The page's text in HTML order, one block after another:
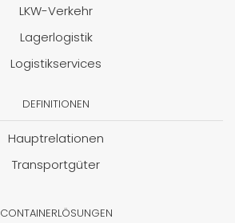
LKW-Verkehr
Lagerlogistik
Logistikservices
DEFINITIONEN
Hauptrelationen
Transportgüter
CONTAINERLÖSUNGEN